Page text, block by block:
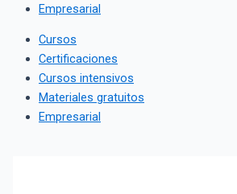
Empresarial
Cursos
Certificaciones
Cursos intensivos
Materiales gratuitos
Empresarial